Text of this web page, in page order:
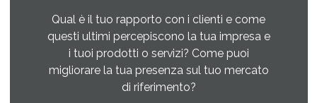
Qual è il tuo rapporto con i clienti e come
questi ultimi percepiscono la tua impresa e
i tuoi prodotti o servizi? Come puoi
migliorare la tua presenza sul tuo mercato
di riferimento?